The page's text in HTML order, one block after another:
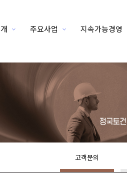
주요사업 지속가능경영
고객문의